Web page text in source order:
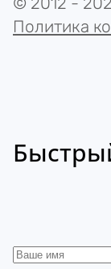
Политика